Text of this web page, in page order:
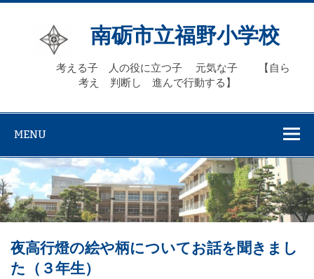
Skip
南砺市立福野小学校
考える子 人の役に立つ子 元気な子 【自ら
考え 判断し 進んで行動する】
MENU
夜高行燈の絵や柄についてお話を聞きまし
た（３年生）